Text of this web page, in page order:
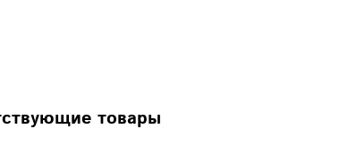
товары